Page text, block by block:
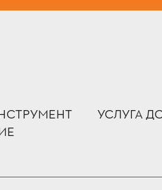
УСЛУГА